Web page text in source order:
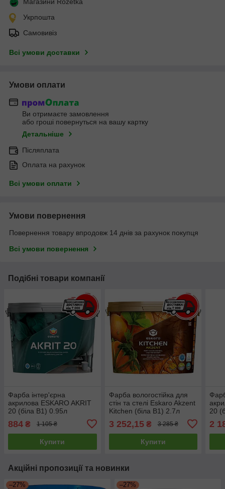
Укрпошта
Самовивіз
Всі умови доставки
Умови оплати
Ви отримаєте замовлення
або гроші повернуться на вашу картку
Детальніше
Післяплата
Оплата на рахунок
Всі умови оплати
Умови повернення
Повернення товару впродовж 14 днів за рахунок покупця
Всі умови повернення
Подібні товари компанії
Фарба інтер'єрна
акрилова ESKARO AKRIT
20 (біла В1) 0.95л
884 ₴ 1 105 ₴
Купити
Фарба вологостійка для
стін та стелі Eskaro Akzent
Kitchen (біла В1) 2.7л
3 252,15₴ 3 285 ₴
Купити
20
2
Акційні пропозиції та новинки
–27% –27%